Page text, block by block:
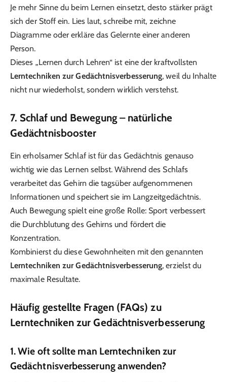
Je mehr Sinne du beim Lernen einsetzt, desto stärker prägt
sich der Stoff ein. Lies laut, schreibe mit, zeichne
Diagramme oder erkläre das Gelernte einer anderen
Person.
Dieses „Lernen durch Lehren“ ist eine der kraftvollsten
Lerntechniken zur Gedächtnisverbesserung, weil du Inhalte
nicht nur wiederholst, sondern wirklich verstehst.
7. Schlaf und Bewegung – natürliche
Gedächtnisbooster
Ein erholsamer Schlaf ist für das Gedächtnis genauso
wichtig wie das Lernen selbst. Während des Schlafs
verarbeitet das Gehirn die tagsüber aufgenommenen
Informationen und speichert sie im Langzeitgedächtnis.
Auch Bewegung spielt eine große Rolle: Sport verbessert
die Durchblutung des Gehirns und fördert die
Konzentration.
Kombinierst du diese Gewohnheiten mit den genannten
Lerntechniken zur Gedächtnisverbesserung, erzielst du
maximale Resultate.
Häufig gestellte Fragen (FAQs) zu
Lerntechniken zur Gedächtnisverbesserung
1. Wie oft sollte man Lerntechniken zur
Gedächtnisverbesserung anwenden?